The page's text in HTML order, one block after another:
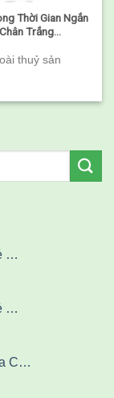
Thời Gian Ngắn
Trắng
thuỷ sản
…
…
C…